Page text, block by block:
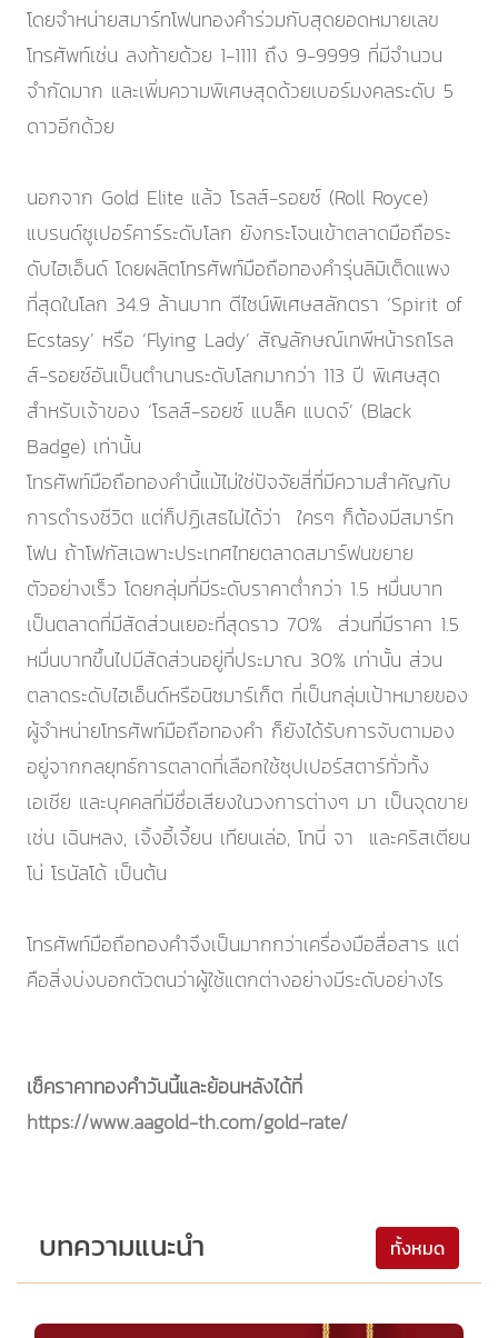
โดยจำหน่ายสมาร์ทโฟนทองคำร่วมกับสุดยอดหมายเลข
โทรศัพท์เช่น ลงท้ายด้วย 1-1111 ถึง 9-9999 ที่มีจำนวน
จำกัดมาก และเพิ่มความพิเศษสุดด้วยเบอร์มงคลระดับ 5
ดาวอีกด้วย
นอกจาก Gold Elite แล้ว โรลส์-รอยซ์ (Roll Royce)
แบรนด์ซูเปอร์คาร์ระดับโลก ยังกระโจนเข้าตลาดมือถือระ
ดับไฮเอ็นด์ โดยผลิตโทรศัพท์มือถือทองคำรุ่นลิมิเต็ดแพง
ที่สุดในโลก 34.9 ล้านบาท ดีไซน์พิเศษสลักตรา ‘Spirit of
Ecstasy’ หรือ ‘Flying Lady’ สัญลักษณ์เทพีหน้ารถโรล
ส์-รอยซ์อันเป็นตำนานระดับโลกมากว่า 113 ปี พิเศษสุด
สำหรับเจ้าของ ‘โรลส์-รอยซ์ แบล็ค แบดจ์’ (Black
Badge) เท่านั้น
โทรศัพท์มือถือทองคำนี้แม้ไม่ใช่ปัจจัยสี่ที่มีความสำคัญกับ
การดำรงชีวิต แต่ก็ปฏิเสธไม่ได้ว่า ใครๆ ก็ต้องมีสมาร์ท
โฟน ถ้าโฟกัสเฉพาะประเทศไทยตลาดสมาร์ฟนขยาย
ตัวอย่างเร็ว โดยกลุ่มที่มีระดับราคาต่ำกว่า 1.5 หมื่นบาท
เป็นตลาดที่มีสัดส่วนเยอะที่สุดราว 70% ส่วนที่มีราคา 1.5
หมื่นบาทขึ้นไปมีสัดส่วนอยู่ที่ประมาณ 30% เท่านั้น ส่วน
ตลาดระดับไฮเอ็นด์หรือนิซมาร์เก็ต ที่เป็นกลุ่มเป้าหมายของ
ผู้จำหน่ายโทรศัพท์มือถือทองคำ ก็ยังได้รับการจับตามอง
อยู่จากกลยุทธ์การตลาดที่เลือกใช้ซุปเปอร์สตาร์ทั่วทั้ง
เอเชีย และบุคคลที่มีชื่อเสียงในวงการต่างๆ มา เป็นจุดขาย
เช่น เฉินหลง, เจิ้งอี้เจี้ยน เทียนเล่อ, โทนี่ จา และคริสเตียน
โน่ โรนัลโด้ เป็นต้น
โทรศัพท์มือถือทองคำจึงเป็นมากกว่าเครื่องมือสื่อสาร แต่
คือสิ่งบ่งบอกตัวตนว่าผู้ใช้แตกต่างอย่างมีระดับอย่างไร
เช็คราคาทองคำวันนี้และย้อนหลังได้ที่
https://www.aagold-th.com/gold-rate/
บทความแนะนำ ทั้งหมด